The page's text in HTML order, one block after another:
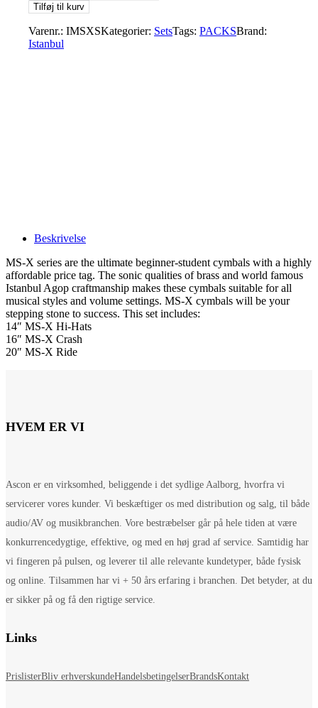
Tilføj til kurv
Varenr.: IMSXSKategorier: SetsTags: PACKSBrand:
Istanbul
Beskrivelse
MS-X series are the ultimate beginner-student cymbals with a highly
affordable price tag. The sonic qualities of brass and world famous
Istanbul Agop craftmanship makes these cymbals suitable for all
musical styles and volume settings. MS-X cymbals will be your
stepping stone to success. This set includes:
14″ MS-X Hi-Hats
16″ MS-X Crash
20″ MS-X Ride
HVEM ER VI
Ascon er en virksomhed, beliggende i det sydlige Aalborg, hvorfra vi
servicerer vores kunder. Vi beskæftiger os med distribution og salg, til både
audio/AV og musikbranchen. Vore bestræbelser går på hele tiden at være
konkurrencedygtige, effektive, og med en høj grad af service. Samtidig har
vi fingeren på pulsen, og leverer til alle relevante kundetyper, både fysisk
og online. Tilsammen har vi + 50 års erfaring i branchen. Det betyder, at du
er sikker på og få den rigtige service.
Links
PrislisterBliv erhverskundeHandelsbetingelserBrandsKontakt